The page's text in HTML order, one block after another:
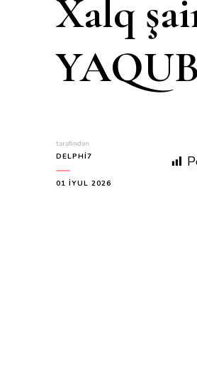
Xalq
tərəfindən
DELPHI7
01 İYUL 2026